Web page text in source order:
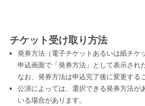
チケット受け取り方法
発券方法（電子チケットあるいは紙チケ
申込画面で「発券方法」として表示され
なお、発券方法は申込完了後に変更する
公演によっては、選択できる発券方法が
いる場合があります。